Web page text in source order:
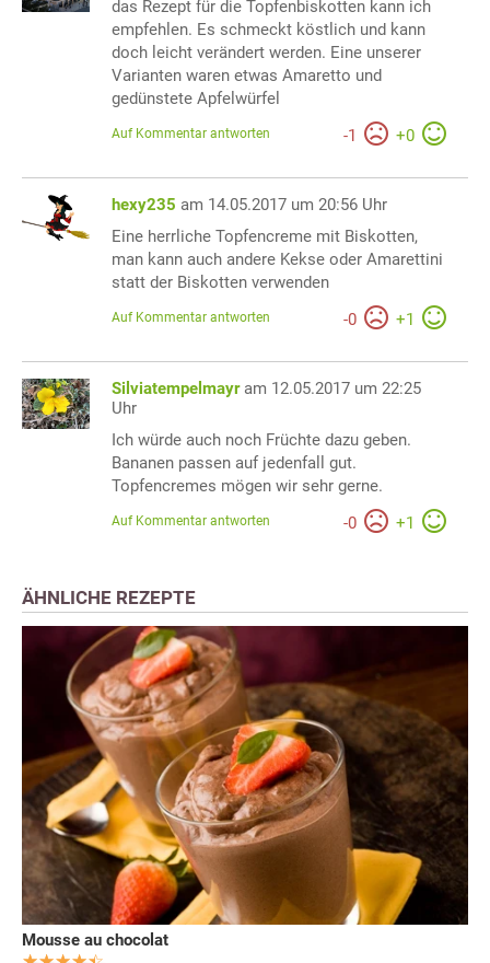
das Rezept für die Topfenbiskotten kann ich
empfehlen. Es schmeckt köstlich und kann
doch leicht verändert werden. Eine unserer
Varianten waren etwas Amaretto und
gedünstete Apfelwürfel
-1 +0
Auf Kommentar antworten
hexy235 am 14.05.2017 um 20:56 Uhr
Eine herrliche Topfencreme mit Biskotten,
man kann auch andere Kekse oder Amarettini
statt der Biskotten verwenden
-0 +1
Auf Kommentar antworten
Silviatempelmayr am 12.05.2017 um 22:25
Uhr
Ich würde auch noch Früchte dazu geben.
Bananen passen auf jedenfall gut.
Topfencremes mögen wir sehr gerne.
-0 +1
Auf Kommentar antworten
ÄHNLICHE REZEPTE
Mousse au chocolat